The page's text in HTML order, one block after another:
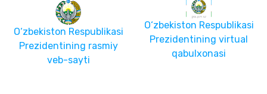
O‘zbekiston Respublikasi
Prezidentining rasmiy
veb-sayti
O‘zbekiston Respublikasi
Prezidentining virtual
qabulxonasi